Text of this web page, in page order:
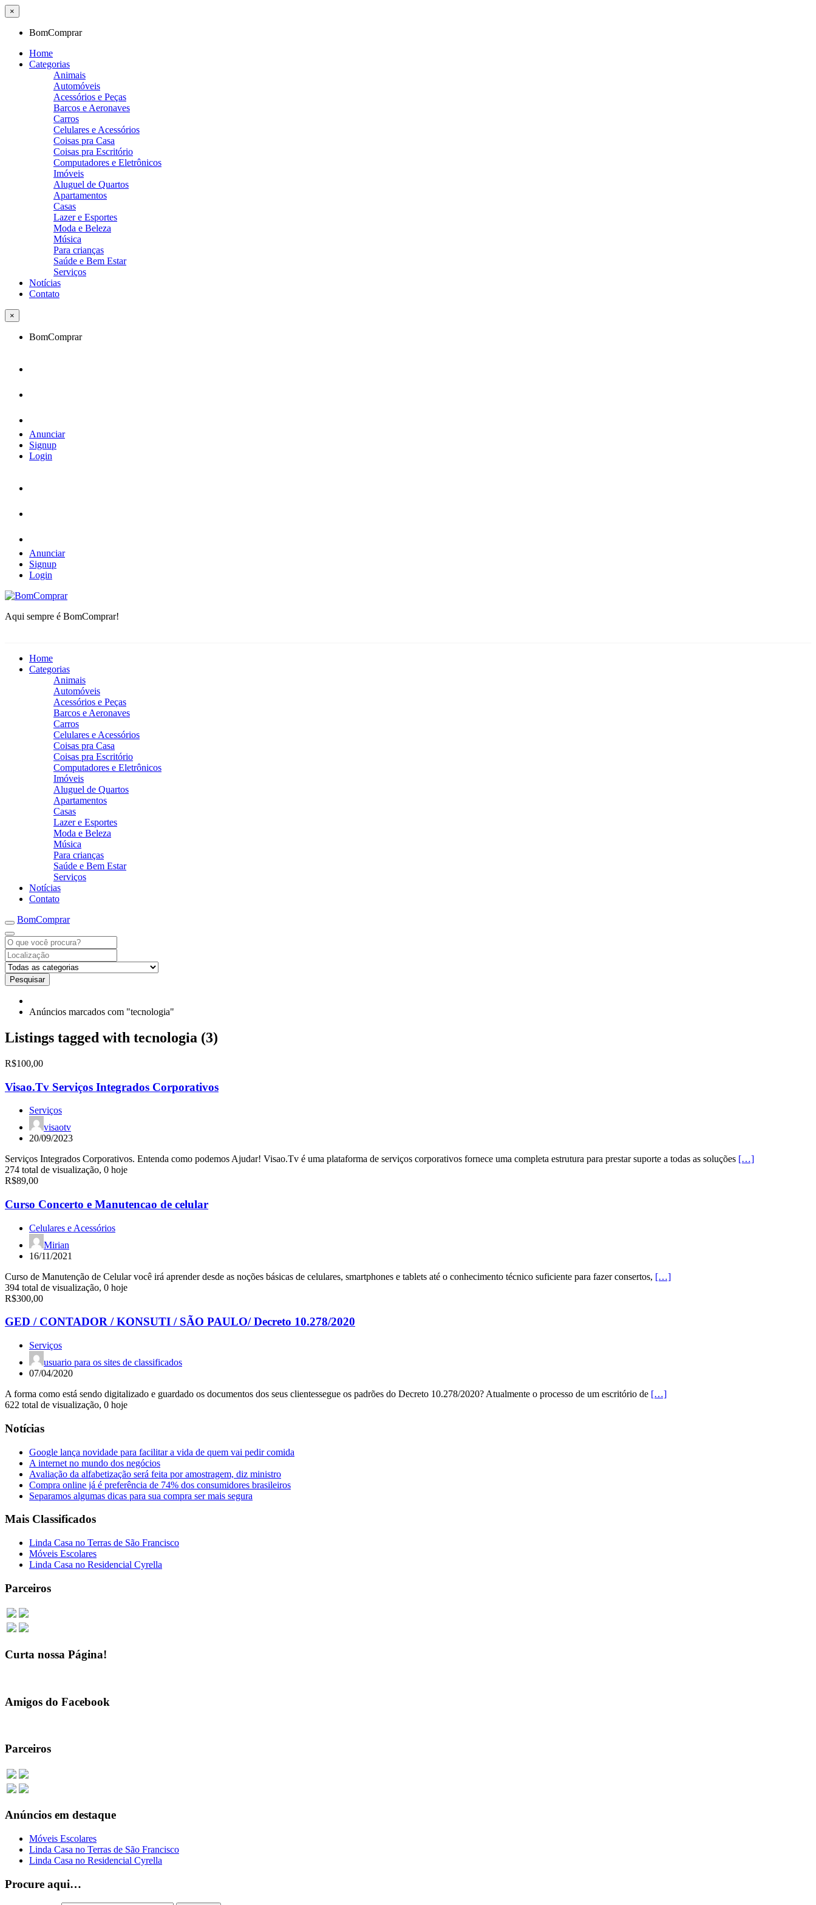
×
BomComprar
Home
Categorias
Animais
Automóveis
Acessórios e Peças
Barcos e Aeronaves
Carros
Celulares e Acessórios
Coisas pra Casa
Coisas pra Escritório
Computadores e Eletrônicos
Imóveis
Aluguel de Quartos
Apartamentos
Casas
Lazer e Esportes
Moda e Beleza
Música
Para crianças
Saúde e Bem Estar
Serviços
Notícias
Contato
×
BomComprar
Anunciar
Signup
Login
Anunciar
Signup
Login
BomComprar
Aqui sempre é BomComprar!
Home
Categorias
Animais
Automóveis
Acessórios e Peças
Barcos e Aeronaves
Carros
Celulares e Acessórios
Coisas pra Casa
Coisas pra Escritório
Computadores e Eletrônicos
Imóveis
Aluguel de Quartos
Apartamentos
Casas
Lazer e Esportes
Moda e Beleza
Música
Para crianças
Saúde e Bem Estar
Serviços
Notícias
Contato
BomComprar
Pesquisar
Anúncios marcados com "tecnologia"
Listings tagged with tecnologia (3)
R$100,00
Visao.Tv Serviços Integrados Corporativos
Serviços
visaotv
20/09/2023
Serviços Integrados Corporativos. Entenda como podemos Ajudar! Visao.Tv é uma plataforma de serviços corporativos fornece uma completa estrutura para prestar suporte a todas as soluções […]
274 total de visualização, 0 hoje
R$89,00
Curso Concerto e Manutencao de celular
Celulares e Acessórios
Mirian
16/11/2021
Curso de Manutenção de Celular você irá aprender desde as noções básicas de celulares, smartphones e tablets até o conhecimento técnico suficiente para fazer consertos, […]
394 total de visualização, 0 hoje
R$300,00
GED / CONTADOR / KONSUTI / SÃO PAULO/ Decreto 10.278/2020
Serviços
usuario para os sites de classificados
07/04/2020
A forma como está sendo digitalizado e guardado os documentos dos seus clientessegue os padrões do Decreto 10.278/2020? Atualmente o processo de um escritório de […]
622 total de visualização, 0 hoje
Notícias
Google lança novidade para facilitar a vida de quem vai pedir comida
A internet no mundo dos negócios
Avaliação da alfabetização será feita por amostragem, diz ministro
Compra online já é preferência de 74% dos consumidores brasileiros
Separamos algumas dicas para sua compra ser mais segura
Mais Classificados
Linda Casa no Terras de São Francisco
Móveis Escolares
Linda Casa no Residencial Cyrella
Parceiros
Curta nossa Página!
Amigos do Facebook
Parceiros
Anúncios em destaque
Móveis Escolares
Linda Casa no Terras de São Francisco
Linda Casa no Residencial Cyrella
Procure aqui…